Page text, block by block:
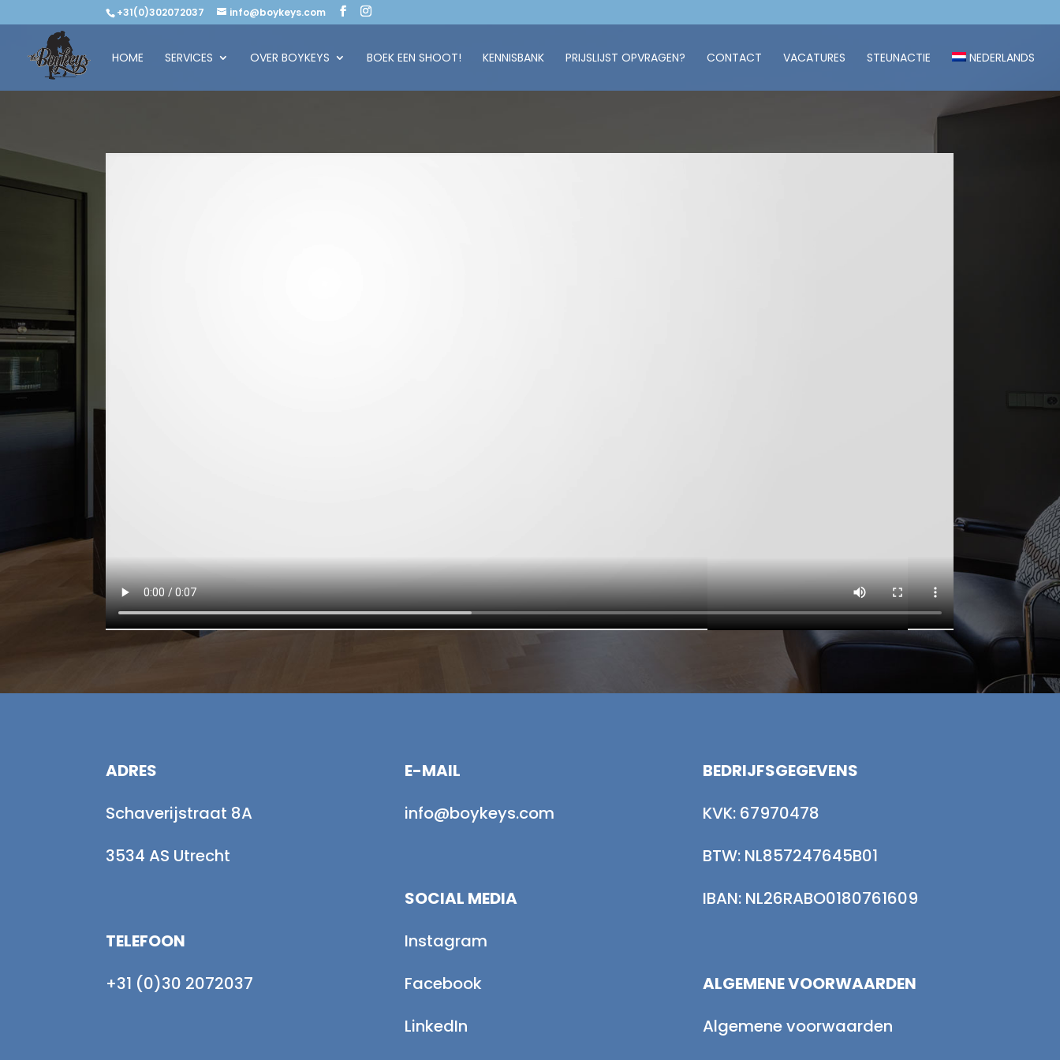
+31(0)302072037 info@boykeys.com
HOME SERVICES OVER BOYKEYS BOEK EEN SHOOT! KENNISBANK PRIJSLIJST OPVRAGEN? CONTACT VACATURES STEUNACTIE NEDERLANDS
ADRES
Schaverijstraat 8A
3534 AS Utrecht
TELEFOON
+31 (0)30 2072037
E-MAIL
info@boykeys.com
SOCIAL MEDIA
Instagram
Facebook
LinkedIn
BEDRIJFSGEGEVENS
KVK: 67970478
BTW: NL857247645B01
IBAN: NL26RABO0180761609
ALGEMENE VOORWAARDEN
Algemene voorwaarden